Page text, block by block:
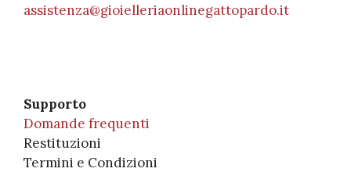
assistenza@gioielleriaonlinegattopardo.it
Supporto
Domande frequenti
Restituzioni
Termini e Condizioni